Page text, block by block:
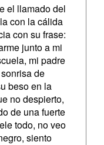
el llamado del
con la cálida
con su frase:
junto a mi
mi padre
de
beso en la
no despierto,
de una fuerte
todo, no veo
siento